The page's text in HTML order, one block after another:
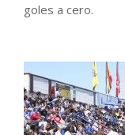
goles a cero.